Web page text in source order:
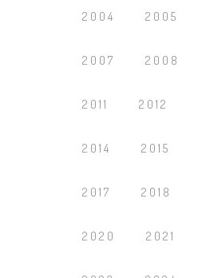
2004 2005
2007 2008
2011 2012
2014 2015
2017 2018
2020 2021